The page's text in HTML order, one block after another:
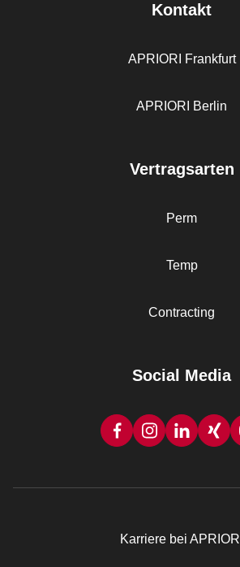
Kontakt
APRIORI Frankfurt
APRIORI Berlin
Vertragsarten
Perm
Temp
Contracting
Social Media
Karriere bei APRIORI